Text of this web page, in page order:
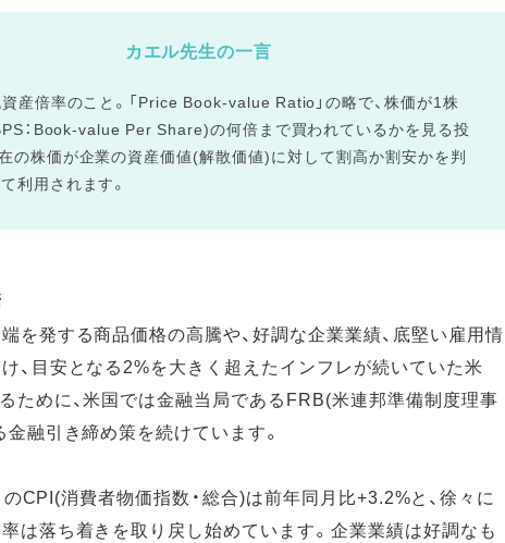
カエル先生の一言
産倍率のこと。「Price Book-value Ratio」の略で、株価が1株
：Book-value Per Share)の何倍まで買われているかを見る投
の株価が企業の資産価値(解散価値)に対して割高か割安かを判
利用されます。
を発する商品価格の高騰や、好調な企業業績、底堅い雇用情
、目安となる2%を大きく超えたインフレが続いていた米
ために、米国では金融当局であるFRB(米連邦準備制度理事
融引き締め策を続けています。
CPI(消費者物価指数・総合)は前年同月比+3.2%と、徐々に
は落ち着きを取り戻し始めています。企業業績は好調なも